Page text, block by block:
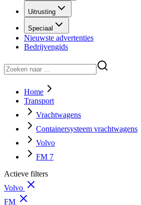
Uitrusting
Speciaal
Nieuwste advertenties
Bedrijvengids
Home
Transport
Vrachtwagens
Containersysteem vrachtwagens
Volvo
FM 7
Actieve filters
Volvo
FM